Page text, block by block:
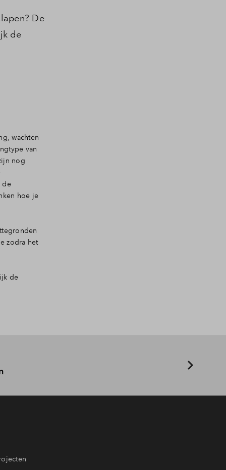
De
de
wachten
van
nog
de
hoe je
zodra het
de